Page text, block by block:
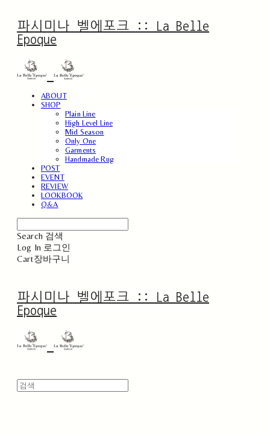
파시미나 벨에포크 :: La Belle
Epoque
ABOUT
SHOP
Plain Line
High Level Line
Mid Season
Only One
Garments
Handmade Rug
POST
EVENT
REVIEW
LOOKBOOK
Q&A
Search 검색
Log In 로그인
Cart장바구니
파시미나 벨에포크 :: La Belle
Epoque